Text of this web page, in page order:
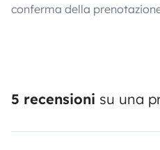
conferma della
5 recensioni su una